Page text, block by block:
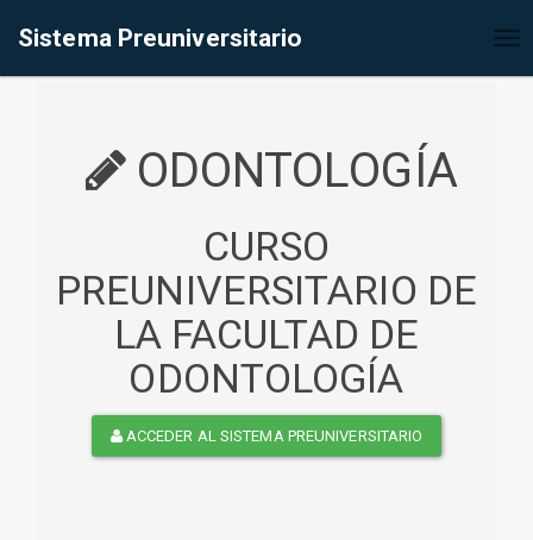
Sistema Preuniversitario
ODONTOLOGÍA
CURSO
PREUNIVERSITARIO DE
LA FACULTAD DE
ODONTOLOGÍA
ACCEDER AL SISTEMA PREUNIVERSITARIO